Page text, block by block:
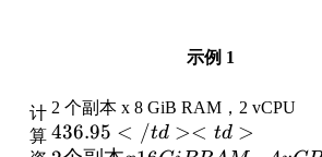
示例 1
计
算
2 个副本 x 8 GiB RAM，2 vCPU
436.95</td>
436.95 < /td >< td >